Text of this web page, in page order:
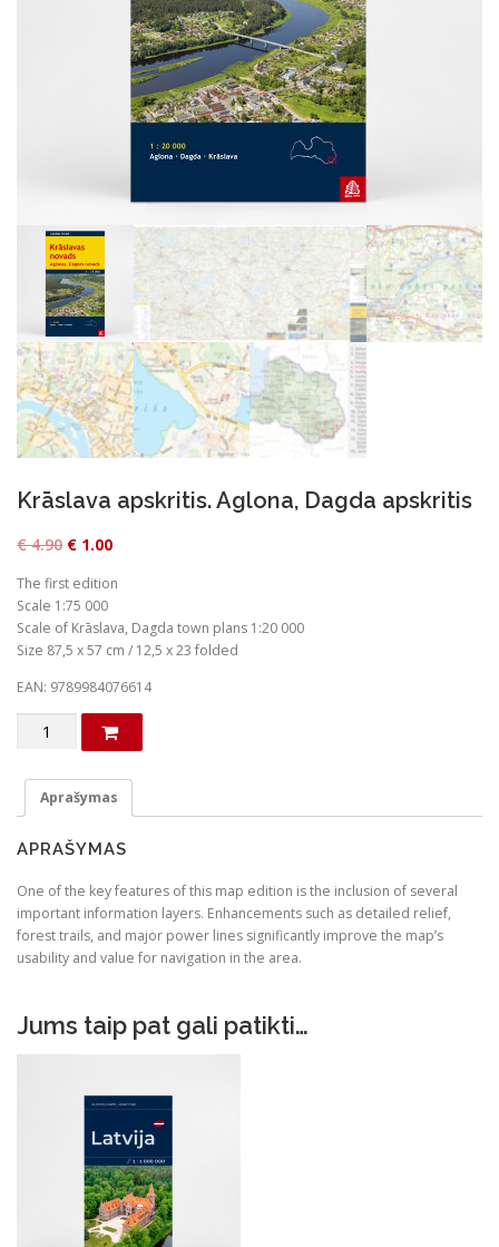
Krāslava apskritis. Aglona, Dagda apskritis
€4.90 O
i
g
i
n
a
p
r
c
e
w
a
€
€ 1.00C
r
e
n
t
p
r
i
e
i
s
:
1
0
.
The first edition
Scale 1:75 000
Scale of Krāslava, Dagda town plans 1:20 000
Size 87,5 x 57 cm / 12,5 x 23 folded
EAN: 9789984076614
produkto
apskritis.
Aglona,
apskritis
Aprašymas
APRAŠYMAS
One of the key features of this map edition is the inclusion of several
important information layers. Enhancements such as detailed relief,
forest trails, and major power lines significantly improve the map’s
usability and value for navigation in the area.
Jums taip pat gali patikti…